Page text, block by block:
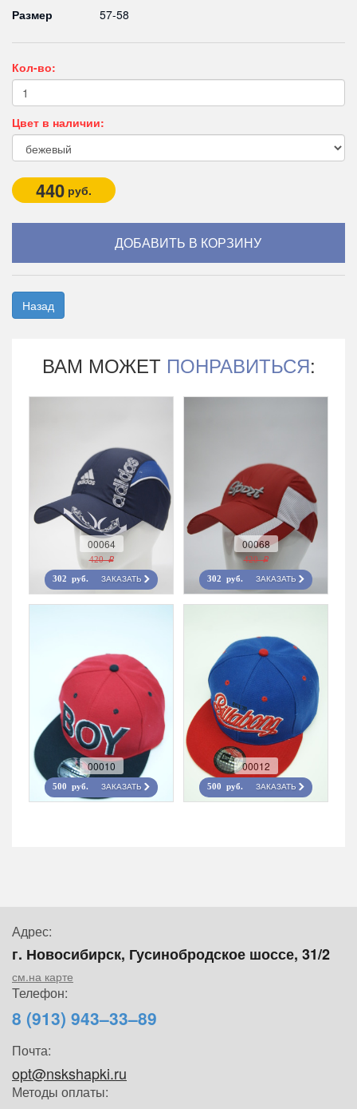
Размер
57-58
Кол-во:
Цвет в наличии:
440 руб.
Назад
ВАМ МОЖЕТ ПОНРАВИТЬСЯ:
00064
420 r
302 руб. ЗАКАЗАТЬ
00068
420 r
302 руб. ЗАКАЗАТЬ
00010
500 руб. ЗАКАЗАТЬ
00012
500 руб. ЗАКАЗАТЬ
Адрес:
г. Новосибирск, Гусинобродское шоссе, 31/2
см.на карте
Телефон:
8 (913) 943–33–89
Почта:
opt@nskshapki.ru
Методы оплаты: